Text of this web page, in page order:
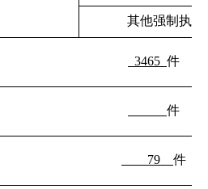
其他强制执行
3465 件
件
79 件